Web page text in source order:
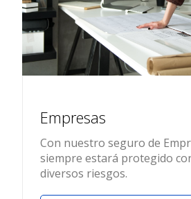
Empresas
Con nuestro seguro de
siempre estará protegido
diversos riesgos.